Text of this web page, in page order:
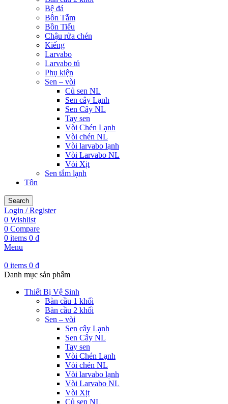
Bệ đá
Bồn Tắm
Bồn Tiểu
Chậu rửa chén
Kiếng
Larvabo
Larvabo tủ
Phụ kiện
Sen – vòi
Củ sen NL
Sen cây Lạnh
Sen Cây NL
Tay sen
Vòi Chén Lạnh
Vòi chén NL
Vòi larvabo lạnh
Vòi Larvabo NL
Vòi Xịt
Sen tắm lạnh
Tôn
Search
Login / Register
0 Wishlist
0 Compare
0 items 0 ₫
Menu
0 items 0 ₫
Danh mục sản phẩm
Thiết Bị Vệ Sinh
Bàn cầu 1 khối
Bàn cầu 2 khối
Sen – vòi
Sen cây Lạnh
Sen Cây NL
Tay sen
Vòi Chén Lạnh
Vòi chén NL
Vòi larvabo lạnh
Vòi Larvabo NL
Vòi Xịt
Củ sen NL